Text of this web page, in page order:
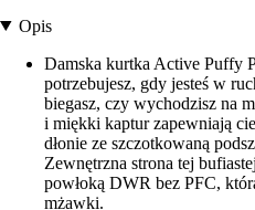
Opis
Damska kurtka Active Puffy
potrzebujesz, gdy jesteś w
biegasz, czy wychodzisz na
i miękki kaptur zapewniają
dłonie ze szczotkowaną
Zewnętrzna strona tej
powłoką DWR bez PFC,
mżawki.